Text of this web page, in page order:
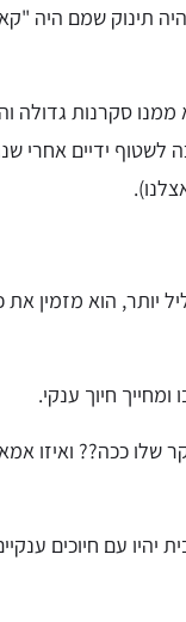
תינוק שמם היה
סקרנות גדולה
לשטוף ידיים אחרי
יותר, הוא מזמין
חיוך ענקי.
שלו ככה?? ואיזו
עם חיוכים